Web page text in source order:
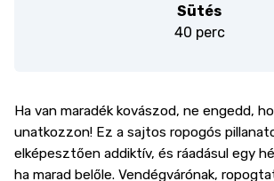
Sütés
40 perc
Ha van maradék kovászod, ne engedd,
unatkozzon! Ez a sajtos ropogós
elképesztően addiktív, és ráadásul egy
ha marad belőle. Vendégvárónak,